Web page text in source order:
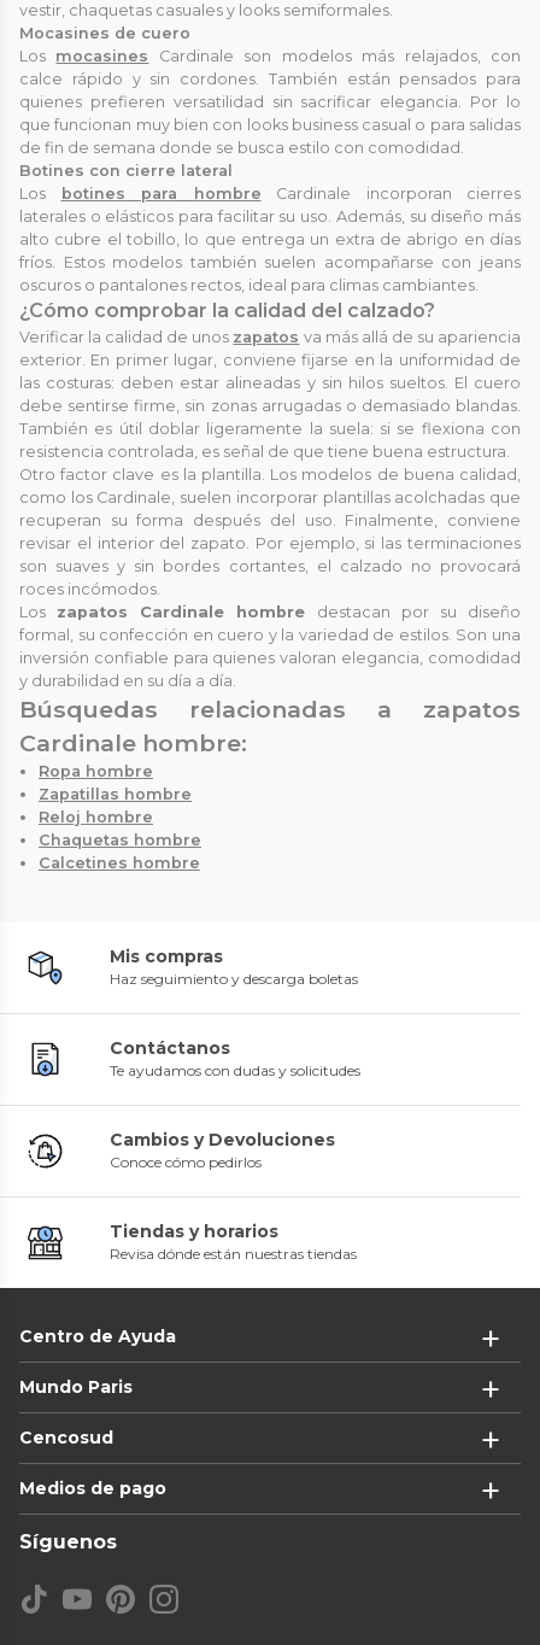
vestir, chaquetas casuales y looks semiformales.
Mocasines de cuero
Los mocasines Cardinale son modelos más relajados, con
calce rápido y sin cordones. También están pensados para
quienes prefieren versatilidad sin sacrificar elegancia. Por lo
que funcionan muy bien con looks business casual o para salidas
de fin de semana donde se busca estilo con comodidad.
Botines con cierre lateral
Los
botines para hombre Cardinale incorporan cierres
laterales o elásticos para facilitar su uso. Además, su diseño más
alto cubre el tobillo, lo que entrega un extra de abrigo en días
fríos. Estos modelos también suelen acompañarse con jeans
oscuros o pantalones rectos, ideal para climas cambiantes.
¿Cómo comprobar la calidad del calzado?
Verificar la calidad de unos zapatos va más allá de su apariencia
exterior. En primer lugar, conviene fijarse en la uniformidad de
las costuras: deben estar alineadas y sin hilos sueltos. El cuero
debe sentirse firme, sin zonas arrugadas o demasiado blandas.
También es útil doblar ligeramente la suela: si se flexiona con
resistencia controlada, es señal de que tiene buena estructura.
Otro factor clave es la plantilla. Los modelos de buena calidad,
como los Cardinale, suelen incorporar plantillas acolchadas que
recuperan su forma después del uso. Finalmente, conviene
revisar el interior del zapato. Por ejemplo, si las terminaciones
son suaves y sin bordes cortantes, el calzado no provocará
roces incómodos.
Los zapatos Cardinale hombre destacan por su diseño
formal, su confección en cuero y la variedad de estilos. Son una
inversión confiable para quienes valoran elegancia, comodidad
y durabilidad en su día a día.
Búsquedas relacionadas a zapatos
Cardinale hombre:
Ropa hombre
Zapatillas hombre
Reloj hombre
Chaquetas hombre
Calcetines hombre
Mis compras
Haz seguimiento y descarga boletas
Contáctanos
Te ayudamos con dudas y solicitudes
Cambios y Devoluciones
Conoce cómo pedirlos
Tiendas y horarios
Revisa dónde están nuestras tiendas
Centro de Ayuda
Mundo Paris
Cencosud
Medios de pago
Síguenos